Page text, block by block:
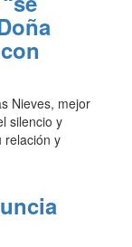
Nieves, mejor
silencio y
relación y